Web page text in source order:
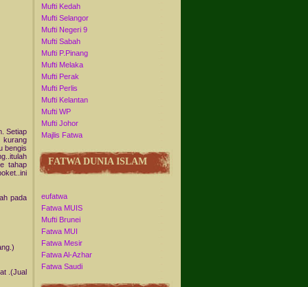
Setiap
bengis
tahap
pada
.(Jual
Mufti Kedah
Mufti Selangor
Mufti Negeri 9
Mufti Sabah
Mufti P.Pinang
Mufti Melaka
Mufti Perak
Mufti Perlis
Mufti Kelantan
Mufti WP
Mufti Johor
Majlis Fatwa
FATWA DUNIA ISLAM
eufatwa
Fatwa MUIS
Mufti Brunei
Fatwa MUI
Fatwa Mesir
Fatwa Al-Azhar
Fatwa Saudi